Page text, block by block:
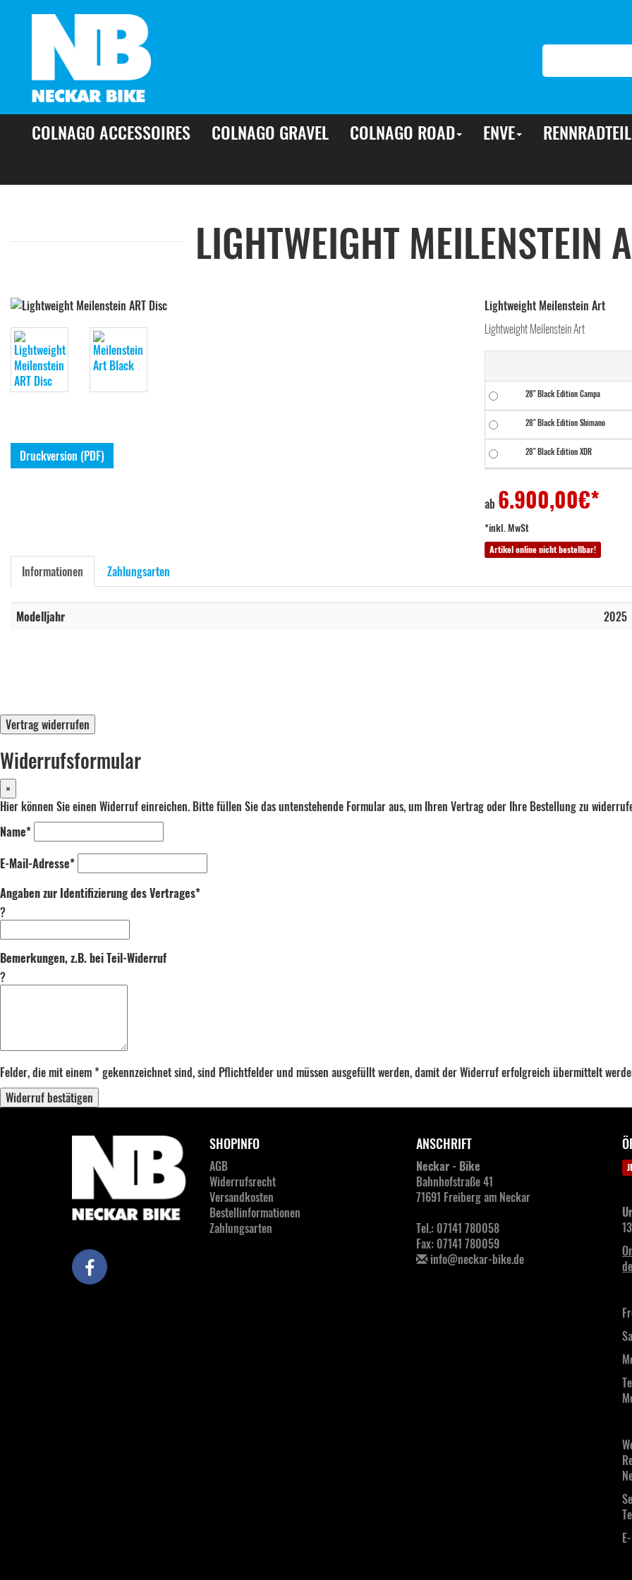
COLNAGO ACCESSOIRES COLNAGO GRAVEL COLNAGO ROAD ENVE
LIGHTWEIGHT MEILENSTEIN
Druckversion (PDF)
Lightweight Meilenstein Art
Lightweight Meilenstein Art
28" Black Edition Campa
28" Black Edition Shimano
28" Black Edition XDR
ab 6.900,00€*
*inkl. MwSt
Artikel online nicht bestellbar!
Informationen Zahlungsarten
Modelljahr 2025
Vertrag widerrufen
Widerrufsformular
×
Hier können Sie einen Widerruf einreichen. Bitte füllen Sie das untenstehende Formular aus, um Ihren Vertrag oder Ihre Bestellung zu
Name*
E-Mail-Adresse*
Angaben zur Identifizierung des Vertrages*
?
Bemerkungen, z.B. bei Teil-Widerruf
?
Felder, die mit einem * gekennzeichnet sind, sind Pflichtfelder und müssen ausgefüllt werden, damit der Widerruf erfolgreich übermittelt
Widerruf bestätigen
SHOPINFO
AGB
Widerrufsrecht
Versandkosten
Bestellinformationen
Zahlungsarten
ANSCHRIFT
Neckar - Bike
Bahnhofstraße 41
71691 Freiberg am Neckar
Tel.: 07141 780058
Fax: 07141 780059
info@neckar-bike.de